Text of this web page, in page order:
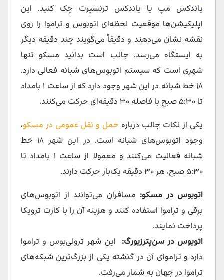
یاندکس مپ یا یاندکس ترنسپرت چک کنید. این
اپلیکیشن‌ها موقعیت لحظه‌ای اتوبوس و تراموا را روی
نقشه نشان می‌دهند و دقیقاً می‌گویند چند دقیقه دیگر
به ایستگاه می‌رسد. جالب است بدانید مسکو تنها
شهری است که سیستم اتوبوس‌های شبانه فعالی دارد.
۱۸ خط شبانه در این شهر وجود دارد که از ساعت ۱ بامداد
تا ۵:۳۰ صبح با فاصله ۳۰ دقیقه‌ای حرکت می‌کنند.
یکی از نکات جالب درباره حمل و نقل عمومی در مسکو،
وجود اتوبوس‌های شبانه است. در این شهر ۱۸ خط
شبانه فعالیت می‌کنند و معمولا از ساعت ۱ بامداد تا
۵:۳۰ صبح، هر ۳۰ دقیقه یک‌بار حرکت دارند.
اتوبوس‌ در مسکو: مسافران می‌توانند از اتوبوس‌های
برقی و تراموا استفاده کنند و هزینه آن را با کارت ترویکا
پرداخت نمایند.
اتوبوس در سن‌پترزبورگ: این شهر ترولی‌بوس و تراموا
دارد و تراموای آن در گذشته یکی از بزرگ‌ترین شبکه‌های
تراموا در جهان به شمار می‌رفت.